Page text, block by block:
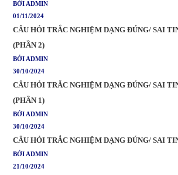
BỞI ADMIN
01/11/2024
CÂU HỎI TRẮC NGHIỆM DẠNG ĐÚNG/ SAI
(PHẦN 2)
BỞI ADMIN
30/10/2024
CÂU HỎI TRẮC NGHIỆM DẠNG ĐÚNG/ SAI
(PHẦN 1)
BỞI ADMIN
30/10/2024
CÂU HỎI TRẮC NGHIỆM DẠNG ĐÚNG/ SAI
BỞI ADMIN
21/10/2024